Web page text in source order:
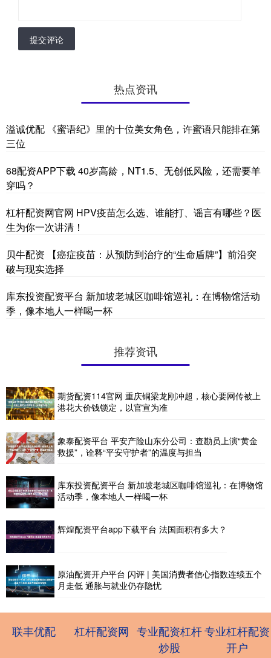
提交评论
热点资讯
溢诚优配 《蜜语纪》里的十位美女角色，许蜜语只能排在第
三位
68配资APP下载 40岁高龄，NT1.5、无创低风险，还需要羊
穿吗？
杠杆配资网官网 HPV疫苗怎么选、谁能打、谣言有哪些？医
生为你一次讲清！
贝牛配资 【癌症疫苗：从预防到治疗的“生命盾牌”】前沿突
破与现实选择
库东投资配资平台 新加坡老城区咖啡馆巡礼：在博物馆活动
季，像本地人一样喝一杯
推荐资讯
期货配资114官网 重庆铜梁龙刚冲超，核心要网传被上
港花大价钱锁定，以官宣为准
象泰配资平台 平安产险山东分公司：查勘员上演“黄金
救援”，诠释“平安守护者”的温度与担当
库东投资配资平台 新加坡老城区咖啡馆巡礼：在博物馆
活动季，像本地人一样喝一杯
辉煌配资平台app下载平台 法国面积有多大？
原油配资开户平台 闪评 | 美国消费者信心指数连续五个
月走低 通胀与就业仍存隐忧
联丰优配 杠杆配资网 专业配资杠杆
炒股
专业杠杆配资
开户